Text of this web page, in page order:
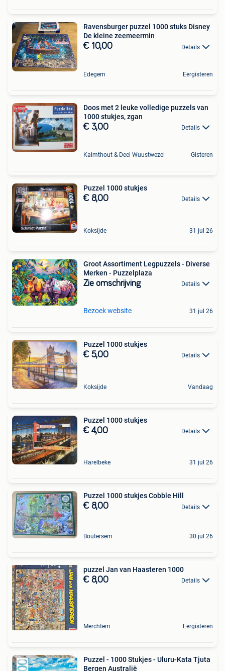
Ravensburger puzzel 1000 stuks Disney
De kleine zeemeermin
€ 10,00 Details
Edegem Eergisteren
Doos met 2 leuke volledige puzzels van
1000 stukjes, zgan
€ 3,00 Details
Kalmthout & Deel Wuustwezel Gisteren
Puzzel 1000 stukjes
€ 8,00 Details
Koksijde 31 jul 26
Groot Assortiment Legpuzzels - Diverse
Merken - Puzzelplaza
Zie omschrijving Details
Bezoek website 31 jul 26
Puzzel 1000 stukjes
€ 5,00 Details
Koksijde Vandaag
Puzzel 1000 stukjes
€ 4,00 Details
Harelbeke 31 jul 26
Puzzel 1000 stukjes Cobble Hill
€ 8,00 Details
Boutersem 30 jul 26
puzzel Jan van Haasteren 1000
€ 8,00 Details
Merchtem Eergisteren
Puzzel - 1000 Stukjes - Uluru-Kata Tjuta
Bergen Australië